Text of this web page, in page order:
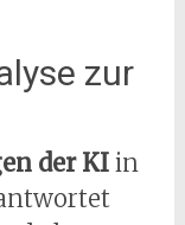
zur
der KI in